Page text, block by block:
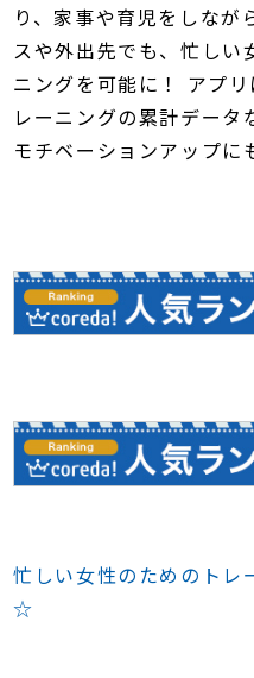
り、家事や育児をしなが
スや外出先でも、忙しい
ニングを可能に！ アプ
レーニングの累計データ
モチベーションアップに
忙しい女性のためのト
☆